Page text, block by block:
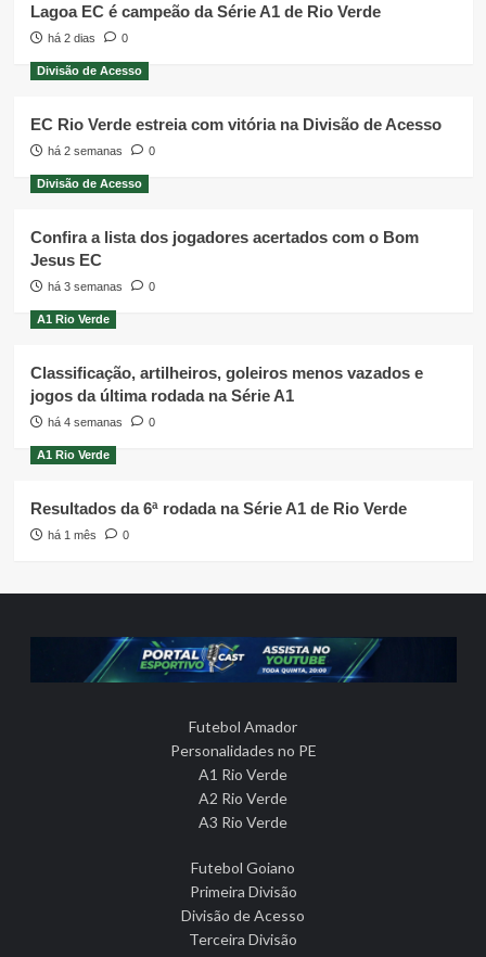
Lagoa EC é campeão da Série A1 de Rio Verde
há 2 dias 0
Divisão de Acesso
EC Rio Verde estreia com vitória na Divisão de Acesso
há 2 semanas 0
Divisão de Acesso
Confira a lista dos jogadores acertados com o Bom
Jesus EC
há 3 semanas 0
A1 Rio Verde
Classificação, artilheiros, goleiros menos vazados e
jogos da última rodada na Série A1
há 4 semanas 0
A1 Rio Verde
Resultados da 6ª rodada na Série A1 de Rio Verde
há 1 mês 0
Futebol Amador
Personalidades no PE
A1 Rio Verde
A2 Rio Verde
A3 Rio Verde
Futebol Goiano
Primeira Divisão
Divisão de Acesso
Terceira Divisão